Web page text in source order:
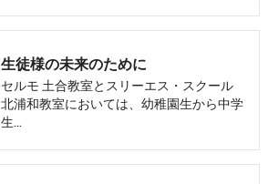
生徒様の未来のために
セルモ 土合教室とスリーエス・スクール
北浦和教室においては、幼稚園生から中学
生…